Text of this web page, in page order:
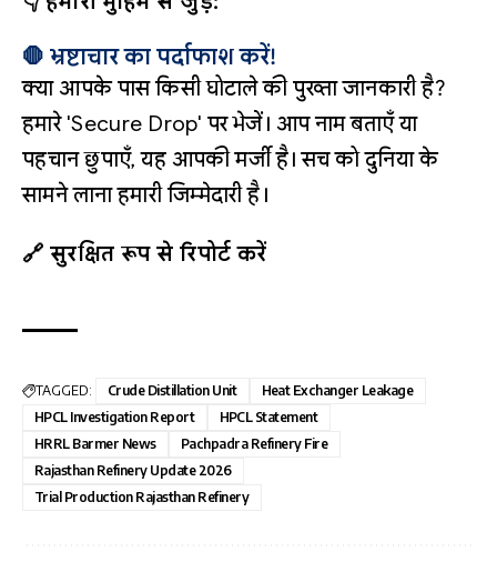
🛑 भ्रष्टाचार का पर्दाफाश करें!
क्या आपके पास किसी घोटाले की पुख्ता जानकारी है?
हमारे 'Secure Drop' पर भेजें। आप नाम बताएँ या
पहचान छुपाएँ, यह आपकी मर्जी है। सच को दुनिया के
सामने लाना हमारी जिम्मेदारी है।
🔗 सुरक्षित रूप से रिपोर्ट करें
TAGGED: Crude Distillation Unit
Heat Exchanger Leakage
HPCL Investigation Report
HPCL Statement
HRRL Barmer News
Pachpadra Refinery Fire
Rajasthan Refinery Update 2026
Trial Production Rajasthan Refinery